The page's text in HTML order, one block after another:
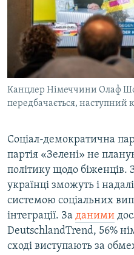
Канцлер Німеччини Олаф
передбачається, наступний
Соціал-демократична
партія «Зелені» не
політику щодо біженців.
українці зможуть і
системою соціальних
інтеграції. За даними
DeutschlandTrend, 56%
сході виступають за